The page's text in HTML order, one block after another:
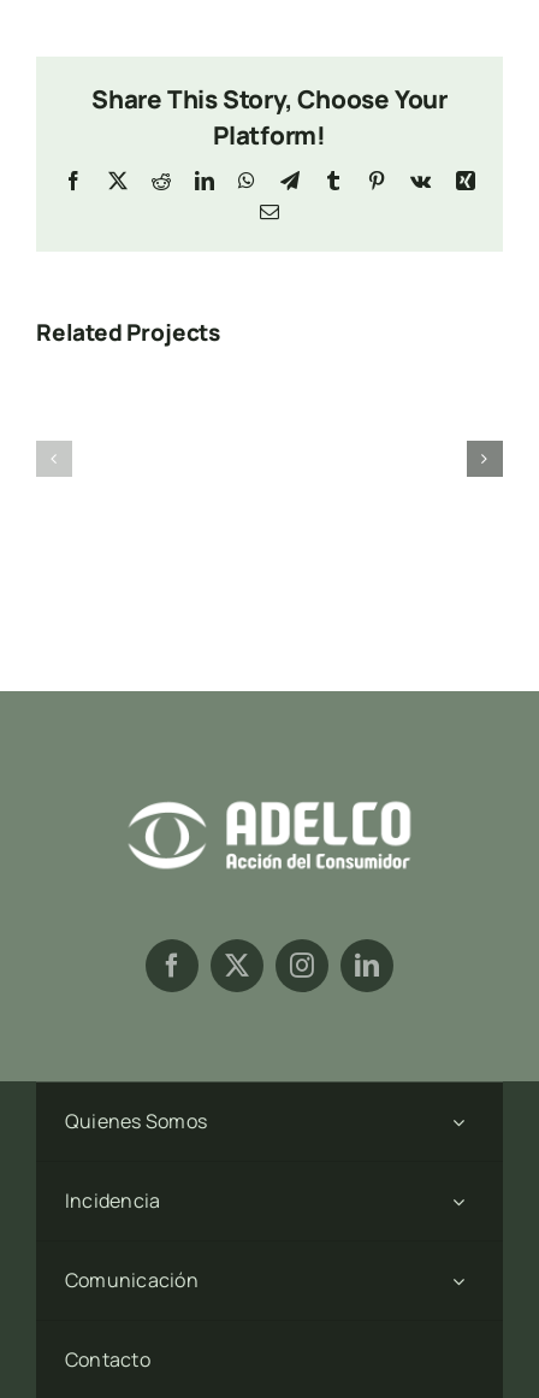
Share This Story, Choose Your
Platform!
Facebook
X RedditLinkedInWhatsApp
TelegramTumblr Pinterest
Vk
Xing
Email
Related Projects
OCLAC
Quienes Somos
Incidencia
Comunicación
Contacto